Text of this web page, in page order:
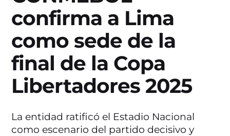
confirma a Lima
como sede de la
final de la Copa
Libertadores 2025
La entidad ratificó el Estadio Nacional
como escenario del partido decisivo y